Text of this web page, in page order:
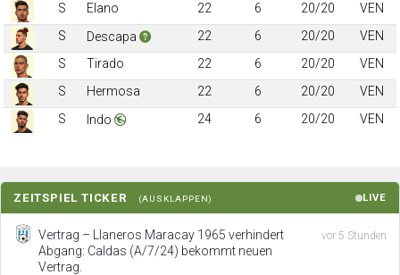
S
Elano 22 6 20/20
VEN
S
Descapa 22 6 20/20
VEN
S
Tirado 22 6 20/20
VEN
S
Hermosa 22 6 20/20
VEN
S
Indo 24 6 20/20 VEN
ZEITSPIEL TICKER (AUSKLAPPEN) LIVE
Vertrag – Llaneros Maracay 1965 verhindert
Abgang: Caldas (A/7/24) bekommt neuen
Vertrag.
vor 5 Stunden